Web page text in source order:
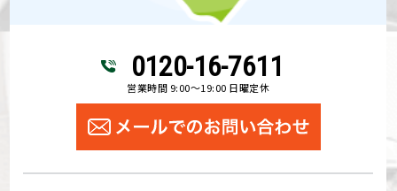
0120-16-7611
営業時間 9:00～19:00 日曜定休